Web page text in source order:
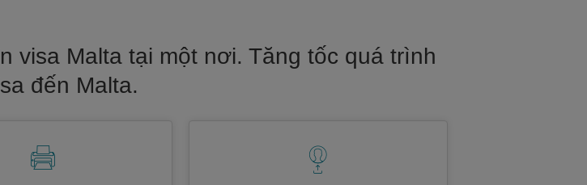
visa Malta tại một nơi. Tăng tốc quá trình
đến Malta.